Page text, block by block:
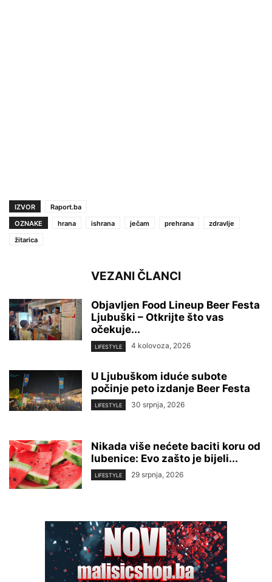
IZVOR
Raport.ba
OZNAKE
hrana ishrana ječam prehrana
zdravlje
žitarica
VEZANI ČLANCI
Objavljen Food Lineup Beer Festa
Ljubuški – Otkrijte što vas
očekuje...
LIFESTYLE 4 kolovoza, 2026
U Ljubuškom iduće subote
počinje peto izdanje Beer Festa
LIFESTYLE 30 srpnja, 2026
Nikada više nećete baciti koru od
lubenice: Evo zašto je bijeli...
LIFESTYLE 29 srpnja, 2026